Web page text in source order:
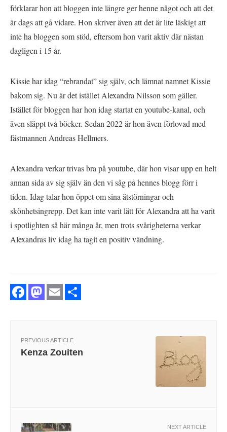
förklarar hon att bloggen inte längre ger henne något och att det
är dags att gå vidare. Hon skriver även att det är lite läskigt att
inte ha bloggen som stöd, eftersom hon varit aktiv där nästan
dagligen i 15 år.
Kissie har idag “rebrandat” sig själv, och lämnat namnet Kissie
bakom sig. Nu är det istället Alexandra Nilsson som gäller.
Istället för bloggen har hon idag startat en youtube-kanal, och
även släppt två böcker. Sedan 2022 är hon även förlovad med
fästmannen Andreas Hellmers.
Alexandra verkar trivas bra på youtube, där hon visar upp en helt
annan sida av sig själv än den vi såg på hennes blogg förr i
tiden. Idag talar hon öppet om sina ätstörningar och
skönhetsingrepp. Det kan inte varit lätt för Alexandra att ha varit
i spotlighten så här många år, men trots svårigheterna verkar
Alexandras liv idag ha tagit en positiv vändning.
Facebook
Mastodon
Email
Share
PREVIOUS ARTICLE
Kenza Zouiten
NEXT ARTICLE